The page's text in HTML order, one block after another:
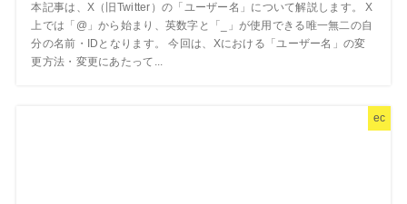
本記事は、X（旧Twitter）の「ユーザー名」について解説します。 X
上では「@」から始まり、英数字と「_」が使用できる唯一無二の自
分の名前・IDとなります。 今回は、Xにおける「ユーザー名」の変
更方法・変更にあたって...
ec